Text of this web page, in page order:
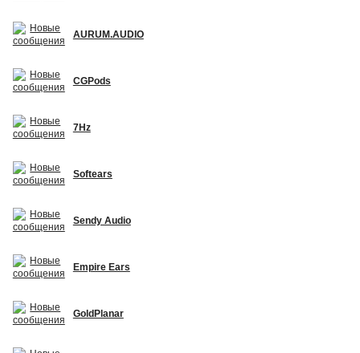
AURUM.AUDIO
CGPods
7Hz
Softears
Sendy Audio
Empire Ears
GoldPlanar